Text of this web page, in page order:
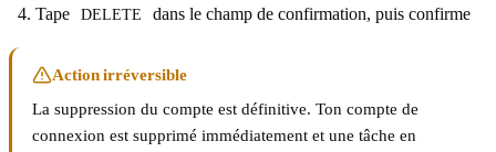
Tape
DELETE dans le champ de confirmation, puis confirme
Action irréversible
La suppression du compte est définitive. Ton compte de
connexion est supprimé immédiatement et une tâche en